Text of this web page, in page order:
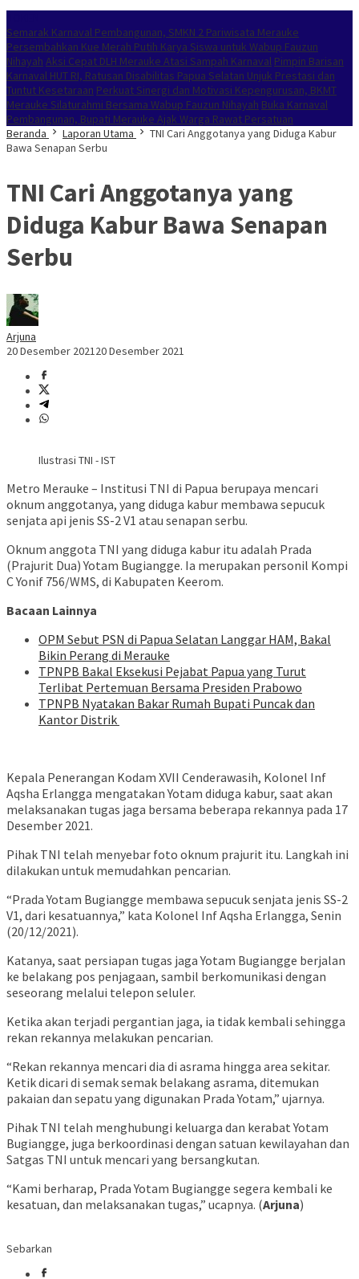
Semarak Karnaval Pembangunan, SMKN 2 Pariwisata Merauke
Persembahkan Kue Merah Putih Karya Siswa untuk Wabup Fauzun
Nihayah Aksi Cepat DLH Merauke Atasi Sampah Karnaval Pimpin Barisan
Karnaval HUT RI, Ratusan Disabilitas Papua Selatan Unjuk Prestasi dan
Tuntut Kesetaraan Perkuat Sinergi dan Motivasi Kepengurusan, BKMT
Merauke Silaturahmi Bersama Wabup Fauzun Nihayah Buka Karnaval
Pembangunan, Bupati Merauke Ajak Warga Rawat Persatuan
Beranda
Laporan Utama
TNI Cari Anggotanya yang Diduga Kabur
Bawa Senapan Serbu
TNI Cari Anggotanya yang
Diduga Kabur Bawa Senapan
Serbu
Arjuna
20 Desember 202120 Desember 2021
Ilustrasi TNI - IST
Metro Merauke – Institusi TNI di Papua berupaya mencari
oknum anggotanya, yang diduga kabur membawa sepucuk
senjata api jenis SS-2 V1 atau senapan serbu.
Oknum anggota TNI yang diduga kabur itu adalah Prada
(Prajurit Dua) Yotam Bugiangge. Ia merupakan personil Kompi
C Yonif 756/WMS, di Kabupaten Keerom.
Bacaan Lainnya
OPM Sebut PSN di Papua Selatan Langgar HAM, Bakal
Bikin Perang di Merauke
TPNPB Bakal Eksekusi Pejabat Papua yang Turut
Terlibat Pertemuan Bersama Presiden Prabowo
TPNPB Nyatakan Bakar Rumah Bupati Puncak dan
Kantor Distrik
Kepala Penerangan Kodam XVII Cenderawasih, Kolonel Inf
Aqsha Erlangga mengatakan Yotam diduga kabur, saat akan
melaksanakan tugas jaga bersama beberapa rekannya pada 17
Desember 2021.
Pihak TNI telah menyebar foto oknum prajurit itu. Langkah ini
dilakukan untuk memudahkan pencarian.
“Prada Yotam Bugiangge membawa sepucuk senjata jenis SS-2
V1, dari kesatuannya,” kata Kolonel Inf Aqsha Erlangga, Senin
(20/12/2021).
Katanya, saat persiapan tugas jaga Yotam Bugiangge berjalan
ke belakang pos penjagaan, sambil berkomunikasi dengan
seseorang melalui telepon seluler.
Ketika akan terjadi pergantian jaga, ia tidak kembali sehingga
rekan rekannya melakukan pencarian.
“Rekan rekannya mencari dia di asrama hingga area sekitar.
Ketik dicari di semak semak belakang asrama, ditemukan
pakaian dan sepatu yang digunakan Prada Yotam,” ujarnya.
Pihak TNI telah menghubungi keluarga dan kerabat Yotam
Bugiangge, juga berkoordinasi dengan satuan kewilayahan dan
Satgas TNI untuk mencari yang bersangkutan.
“Kami berharap, Prada Yotam Bugiangge segera kembali ke
kesatuan, dan melaksanakan tugas,” ucapnya. (Arjuna)
Sebarkan